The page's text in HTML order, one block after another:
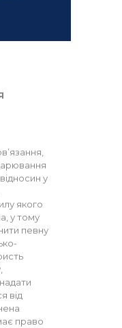
у
якого
у тому
певну
від
право